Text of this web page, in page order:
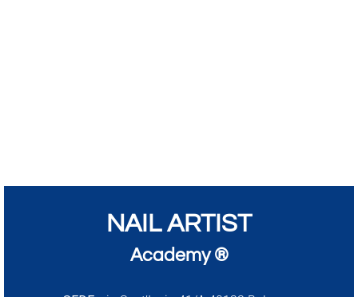
NAIL ARTIST
Academy ®